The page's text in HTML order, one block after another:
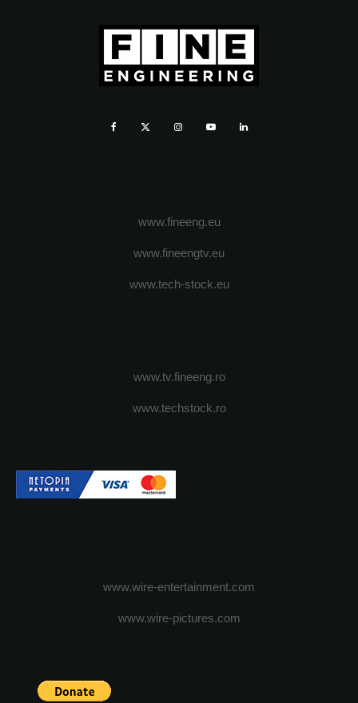
www.fineeng.eu
www.fineengtv.eu
www.tech-stock.eu
www.tv.fineeng.ro
www.techstock.ro
www.wire-entertainment.com
www.wire-pictures.com